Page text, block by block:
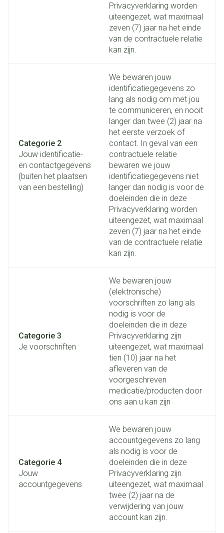
Privacyverklaring worden
uiteengezet, wat maximaal
zeven (7) jaar na het einde
van de contractuele relatie
kan zijn.
Categorie 2
Jouw identificatie-
en contactgegevens
(buiten het plaatsen
van een bestelling)
We bewaren jouw
identificatiegegevens zo
lang als nodig om met jou
te communiceren, en nooit
langer dan twee (2) jaar na
het eerste verzoek of
contact. In geval van een
contractuele relatie
bewaren we jouw
identificatiegegevens niet
langer dan nodig is voor de
doeleinden die in deze
Privacyverklaring worden
uiteengezet, wat maximaal
zeven (7) jaar na het einde
van de contractuele relatie
kan zijn.
Categorie 3
Je voorschriften
We bewaren jouw
(elektronische)
voorschriften zo lang als
nodig is voor de
doeleinden die in deze
Privacyverklaring zijn
uiteengezet, wat maximaal
tien (10) jaar na het
afleveren van de
voorgeschreven
medicatie/producten door
ons aan u kan zijn
Categorie 4
Jouw
accountgegevens
We bewaren jouw
accountgegevens zo lang
als nodig is voor de
doeleinden die in deze
Privacyverklaring zijn
uiteengezet, wat maximaal
twee (2) jaar na de
verwijdering van jouw
account kan zijn.